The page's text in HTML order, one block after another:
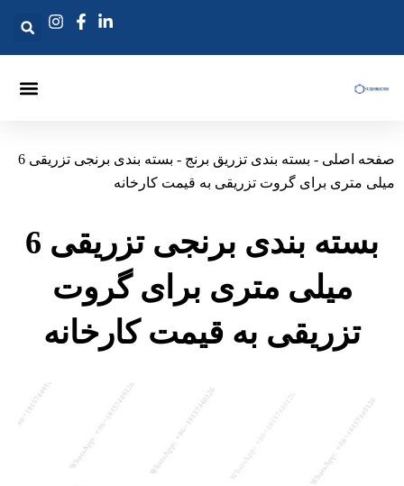
اصلی- بسته بندی تزریق برنج-
بسته بندی برنجی تزریقی 6
متری برای گروت تزریقی به قیمت کارخانه
بسته بندی برنجی تزریقی 6
میلی متری برای گروت
تزریقی به قیمت کارخانه